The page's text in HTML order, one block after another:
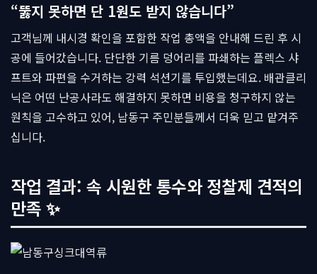
“뚫지 못하면 단 1원도 받지 않습니다”
고객님께 내시경 확인을 포함한 작업 총액을 안내해 드린 후 시
공에 들어갔습니다. 단단한 기름 덩어리를 파쇄하는 플렉스 샤
프트와 파편을 수거하는 강력 석션기를 투입했는데요. 배관클리
닉은 어떤 난공사라도 해결하지 못하면 비용을 청구하지 않는
원칙을 고수하고 있어, 남동구 주민분들께서 더욱 믿고 맡겨주
십니다.
작업 결과: 속 시원한 통수와 정찰제 견적의
만족 ✨